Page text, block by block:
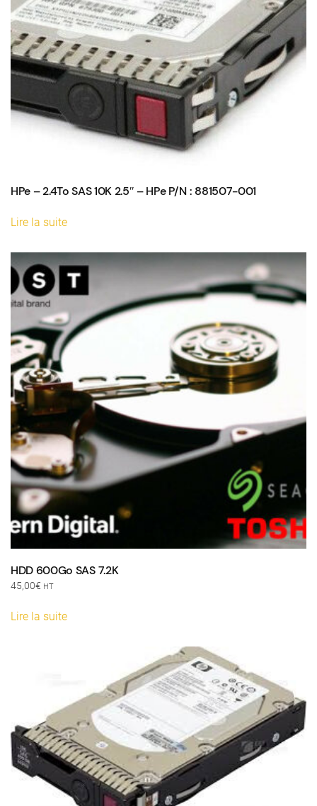
HPe – 2.4To SAS 10K 2.5″ – HPe P/N : 881507-001
Lire la suite
HDD 600Go SAS 7.2K
45,00€ HT
Lire la suite